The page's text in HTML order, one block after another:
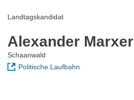
Landtagskandidat
Alexander Marxer
Schaanwald
Politische Laufbahn